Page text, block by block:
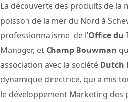
La découverte des produits de
poisson de la mer du Nord à
professionnalisme de l’Office du
Manager, et Champ Bouwman
association avec la société Dutch
dynamique directrice, qui a mis
le développement Marketing des